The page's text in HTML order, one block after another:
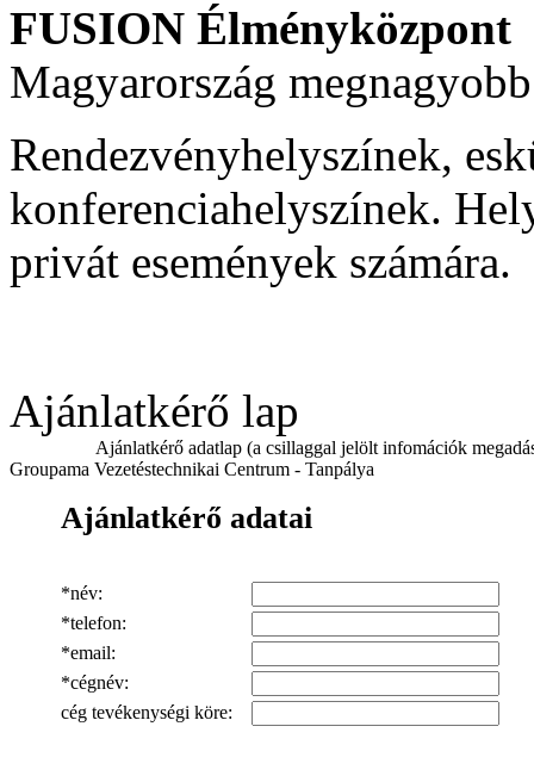
FUSION Élményközpont
Magyarország
Rendezvényhelyszínek,
konferenciahelyszínek.
privát események számára.
Ajánlatkérő lap
Ajánlatkérő adatlap (a csillaggal jelölt infomációk
Groupama Vezetéstechnikai Centrum - Tanpálya
Ajánlatkérő adatai
*név:
*telefon:
*email:
*cégnév:
cég tevékenységi köre: